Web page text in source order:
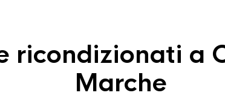
ricondizionati a
Marche